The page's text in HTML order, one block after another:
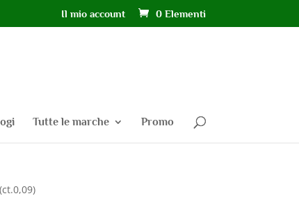
Il mio account 0 Elementi
Tutte le marche Promo